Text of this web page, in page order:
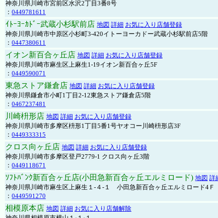
神奈川県川崎市宮前区水沢2丁目3番8号
： 0449781611
ｲﾄｰﾖｰｶﾄﾞｰ武蔵小杉駅前店 地図 詳細 お気に入り店舗登録
神奈川県川崎市中原区小杉町3-420イトーヨーカドー武蔵小杉駅前店5階
： 0447380611
イオン新百合ヶ丘店 地図 詳細 お気に入り店舗登録
神奈川県川崎市麻生区上麻生1-19イオン新百合ヶ丘5F
： 0449590071
東急ストア鎌倉店 地図 詳細 お気に入り店舗登録
神奈川県鎌倉市小町1丁目2-12東急ストア鎌倉店5階
： 0467237481
川崎枡形店 地図 詳細 お気に入り店舗登録
神奈川県川崎市多摩区枡形1丁目5番1号ヤオコー川崎枡形店3F
： 0449333315
クロス向ヶ丘店 地図 詳細 お気に入り店舗登録
神奈川県川崎市多摩区登戸2779-1 クロス向ヶ丘3階
： 0449118671
ｿﾌﾄﾊﾞﾝｸ新百合ヶ丘店(小田急新百合ヶ丘エルミロード) 地図 詳
神奈川県川崎市麻生区上麻生１-４-１ 小田急新百合ヶ丘エルミロード4Ｆ
： 0449591270
相模原本店 地図 詳細 お気に入り店舗解除